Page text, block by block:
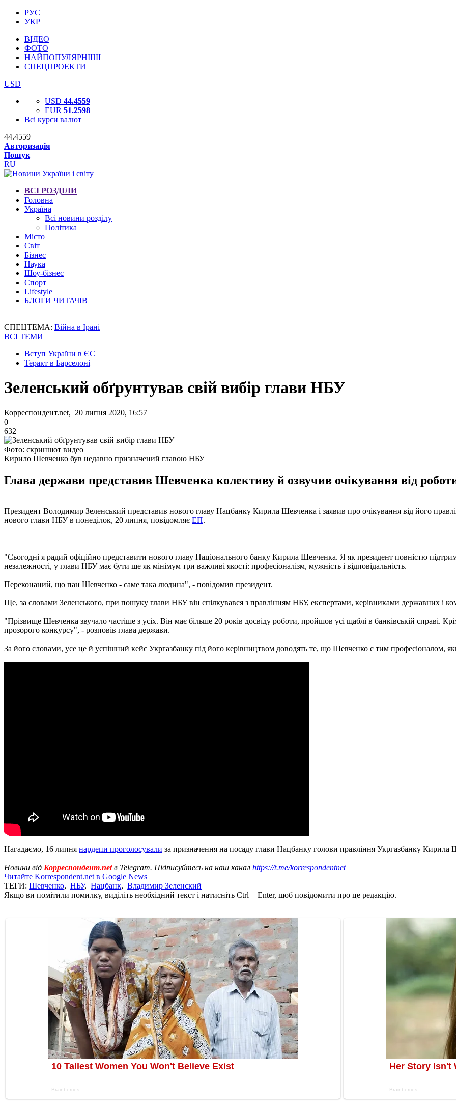
РУС
УКР
ВІДЕО
ФОТО
НАЙПОПУЛЯРНІШІ
СПЕЦПРОЕКТИ
USD
USD 44.4559
EUR 51.2598
Всі курси валют
44.4559
Авторизація
Пошук
RU
ВСІ РОЗДІЛИ
Головна
Україна
Всі новини розділу
Політика
Місто
Світ
Бізнес
Наука
Шоу-бізнес
Спорт
Lifestyle
БЛОГИ ЧИТАЧІВ
СПЕЦТЕМА: Війна в Ірані
ВСІ ТЕМИ
Вступ України в ЄС
Теракт в Барселоні
Зеленський обґрунтував свій вибір глави НБУ
Корреспондент.net, 20 липня 2020, 16:57
0
632
Фото: скриншот видео
Кирило Шевченко був недавно призначений главою НБУ
Глава держави представив Шевченка колективу й озвучив очікування від
Президент Володимир Зеленський представив нового главу Нацбанку Кирила Шевченка і заявив про очікування від його
нового глави НБУ в понеділок, 20 липня, повідомляє ЕП.
"Сьогодні я радий офіційно представити нового главу Національного банку Кирила Шевченка. Я як президент повністю
незалежності, у глави НБУ має бути ще як мінімум три важливі якості: професіоналізм, мужність і відповідальність.
Переконаний, що пан Шевченко - саме така людина", - повідомив президент.
Ще, за словами Зеленського, при пошуку глави НБУ він спілкувався з правлінням НБУ, експертами, керівниками державних і
"Прізвище Шевченка звучало частіше з усіх. Він має більше 20 років досвіду роботи, пройшов усі щаблі в банківській справі.
прозорого конкурсу", - розповів глава держави.
За його словами, усе це й успішний кейс Укргазбанку під його керівництвом доводять те, що Шевченко є тим професіоналом,
Нагадаємо, 16 липня нардепи проголосували за призначення на посаду глави Нацбанку голови правління Укргазбанку Кирила
Новини від Корреспондент.netв Telegram. Підписуйтесь на наш канал https://t.me/korrespondentnet
Читайте Korrespondent.net в Google News
ТЕГИ: Шевченко, НБУ, Нацбанк, Владимир Зеленский
Якщо ви помітили помилку, виділіть необхідний текст і натисніть Ctrl + Enter, щоб повідомити про це редакцію.